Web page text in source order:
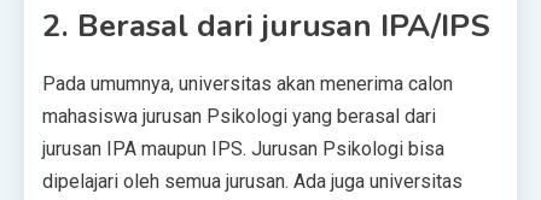
2. Berasal dari jurusan IPA/IPS
Pada umumnya, universitas akan menerima calon
mahasiswa jurusan Psikologi yang berasal dari
jurusan IPA maupun IPS. Jurusan Psikologi bisa
dipelajari oleh semua jurusan. Ada juga universitas